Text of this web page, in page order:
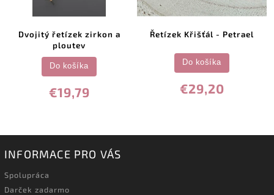
Dvojitý řetízek zirkon a
ploutev
€19,79
Do košíka
Řetízek Křišťál - Petrael
€29,20
Do košíka
INFORMACE PRO VÁS
Spolupráca
Darček zadarmo